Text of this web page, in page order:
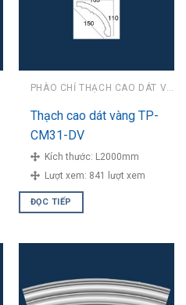
PHÀO CHỈ THẠCH CAO DÁT VÀNG
Thạch cao dát vàng TP-
CM31-DV
Kích thước: L2000mm
Lượt xem: 841 lượt xem
ĐỌC TIẾP